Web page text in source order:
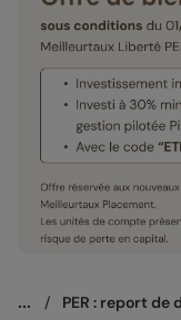
... / PER : report de